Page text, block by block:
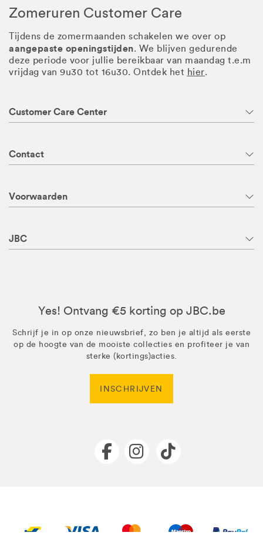
Zomeruren Customer Care
Tijdens de zomermaanden schakelen we over op
aangepaste openingstijden. We blijven gedurende
deze periode voor jullie bereikbaar van maandag t.e.m
vrijdag van 9u30 tot 16u30. Ontdek het hier.
Customer Care Center
Contact
Voorwaarden
JBC
Yes! Ontvang €5 korting op JBC.be
Schrijf je in op onze nieuwsbrief, zo ben je altijd als eerste
op de hoogte van de mooiste collecties en profiteer je van
sterke (kortings)acties.
INSCHRIJVEN